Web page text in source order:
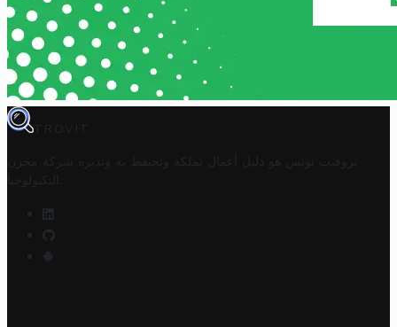
TROVIT
تروفيت تونس هو دليل أعمال تملكه وتحتفظ به وتديره
شركة مخزن
التكنولوجيا